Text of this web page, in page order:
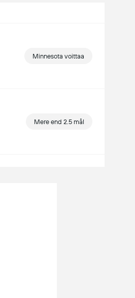
Minnesota voittaa
Mere end 2.5 mål